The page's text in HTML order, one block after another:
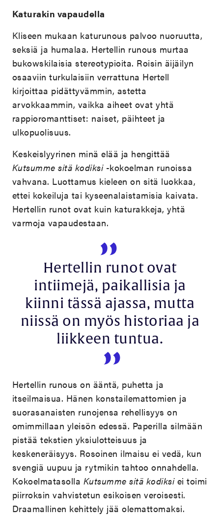
Katurakin vapaudella
Kliseen mukaan katurunous palvoo nuoruutta,
seksiä ja humalaa. Hertellin runous murtaa
bukowskilaisia stereotypioita. Roisin äijäilyn
osaaviin turkulaisiin verrattuna Hertell
kirjoittaa pidättyvämmin, astetta
arvokkaammin, vaikka aiheet ovat yhtä
rappioromanttiset: naiset, päihteet ja
ulkopuolisuus.
Keskeislyyrinen minä elää ja hengittää
Kutsumme sitä kodiksi-kokoelman runoissa
vahvana. Luottamus kieleen on sitä luokkaa,
ettei kokeiluja tai kyseenalaistamisia kaivata.
Hertellin runot ovat kuin katurakkeja, yhtä
varmoja vapaudestaan.
Hertellin runot ovat
intiimejä, paikallisia ja
kiinni tässä ajassa, mutta
niissä on myös historiaa ja
liikkeen tuntua.
Hertellin runous on ääntä, puhetta ja
itseilmaisua. Hänen konstailemattomien ja
suorasanaisten runojensa rehellisyys on
omimmillaan yleisön edessä. Paperilla silmään
pistää tekstien yksiulotteisuus ja
keskeneräisyys. Rosoinen ilmaisu ei vedä, kun
svengiä uupuu ja rytmikin tahtoo onnahdella.
Kokoelmatasolla Kutsumme sitä kodiksiei toimi
piirroksin vahvistetun esikoisen veroisesti.
Draamallinen kehittely jää olemattomaksi.